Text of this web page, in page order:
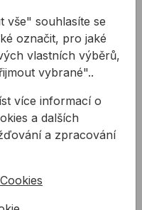
Penetrační nátěr ke
adheze
okenních a
fólií na savých
a při ...
540,79 Kč
s DPH
Na skladě
Okenní páska ISO-
vše" souhlasíte se
označit, pro jaké
vlastních výběrů,
vybrané"..
více informací o
a dalších
a zpracování